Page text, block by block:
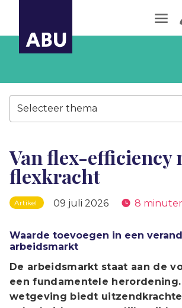
Selecteer thema
Van flex-efficiency
flexkracht
Artikel 09 juli 2026 8
Waarde toevoegen in een
arbeidsmarkt
De arbeidsmarkt staat aan de
een fundamentele herordening.
wetgeving biedt